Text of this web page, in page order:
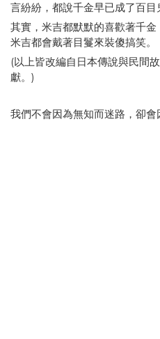
言紛紛，都說千金早已成了百目
其實，米吉都默默的喜歡著千金
米吉都會戴著目鬘來裝傻搞笑。
(以上皆改編自日本傳說與民間
獻。)
我們不會因為無知而迷路，卻會